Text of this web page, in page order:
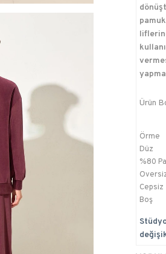
Ürün
Örme
Düz
%80
Cepsiz
Boş